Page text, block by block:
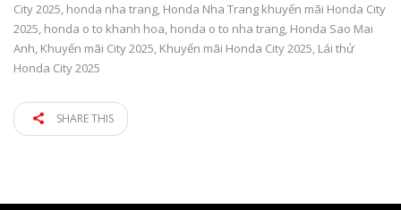
City 2025, honda nha trang, Honda Nha Trang khuyến mãi Honda City
2025, honda o to khanh hoa, honda o to nha trang, Honda Sao Mai
Anh, Khuyến mãi City 2025, Khuyến mãi Honda City 2025, Lái thử
Honda City 2025
SHARE THIS